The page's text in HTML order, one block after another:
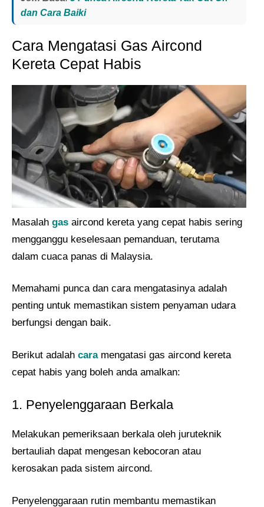
dan Cara Baiki
Cara Mengatasi Gas Aircond
Kereta Cepat Habis
Masalah gas aircond kereta yang cepat habis sering
mengganggu keselesaan pemanduan, terutama
dalam cuaca panas di Malaysia.
Memahami punca dan cara mengatasinya adalah
penting untuk memastikan sistem penyaman udara
berfungsi dengan baik.
Berikut adalah caramengatasi gas aircond kereta
cepat habis yang boleh anda amalkan:
1. Penyelenggaraan Berkala
Melakukan pemeriksaan berkala oleh juruteknik
bertauliah dapat mengesan kebocoran atau
kerosakan pada sistem aircond.
Penyelenggaraan rutin membantu memastikan